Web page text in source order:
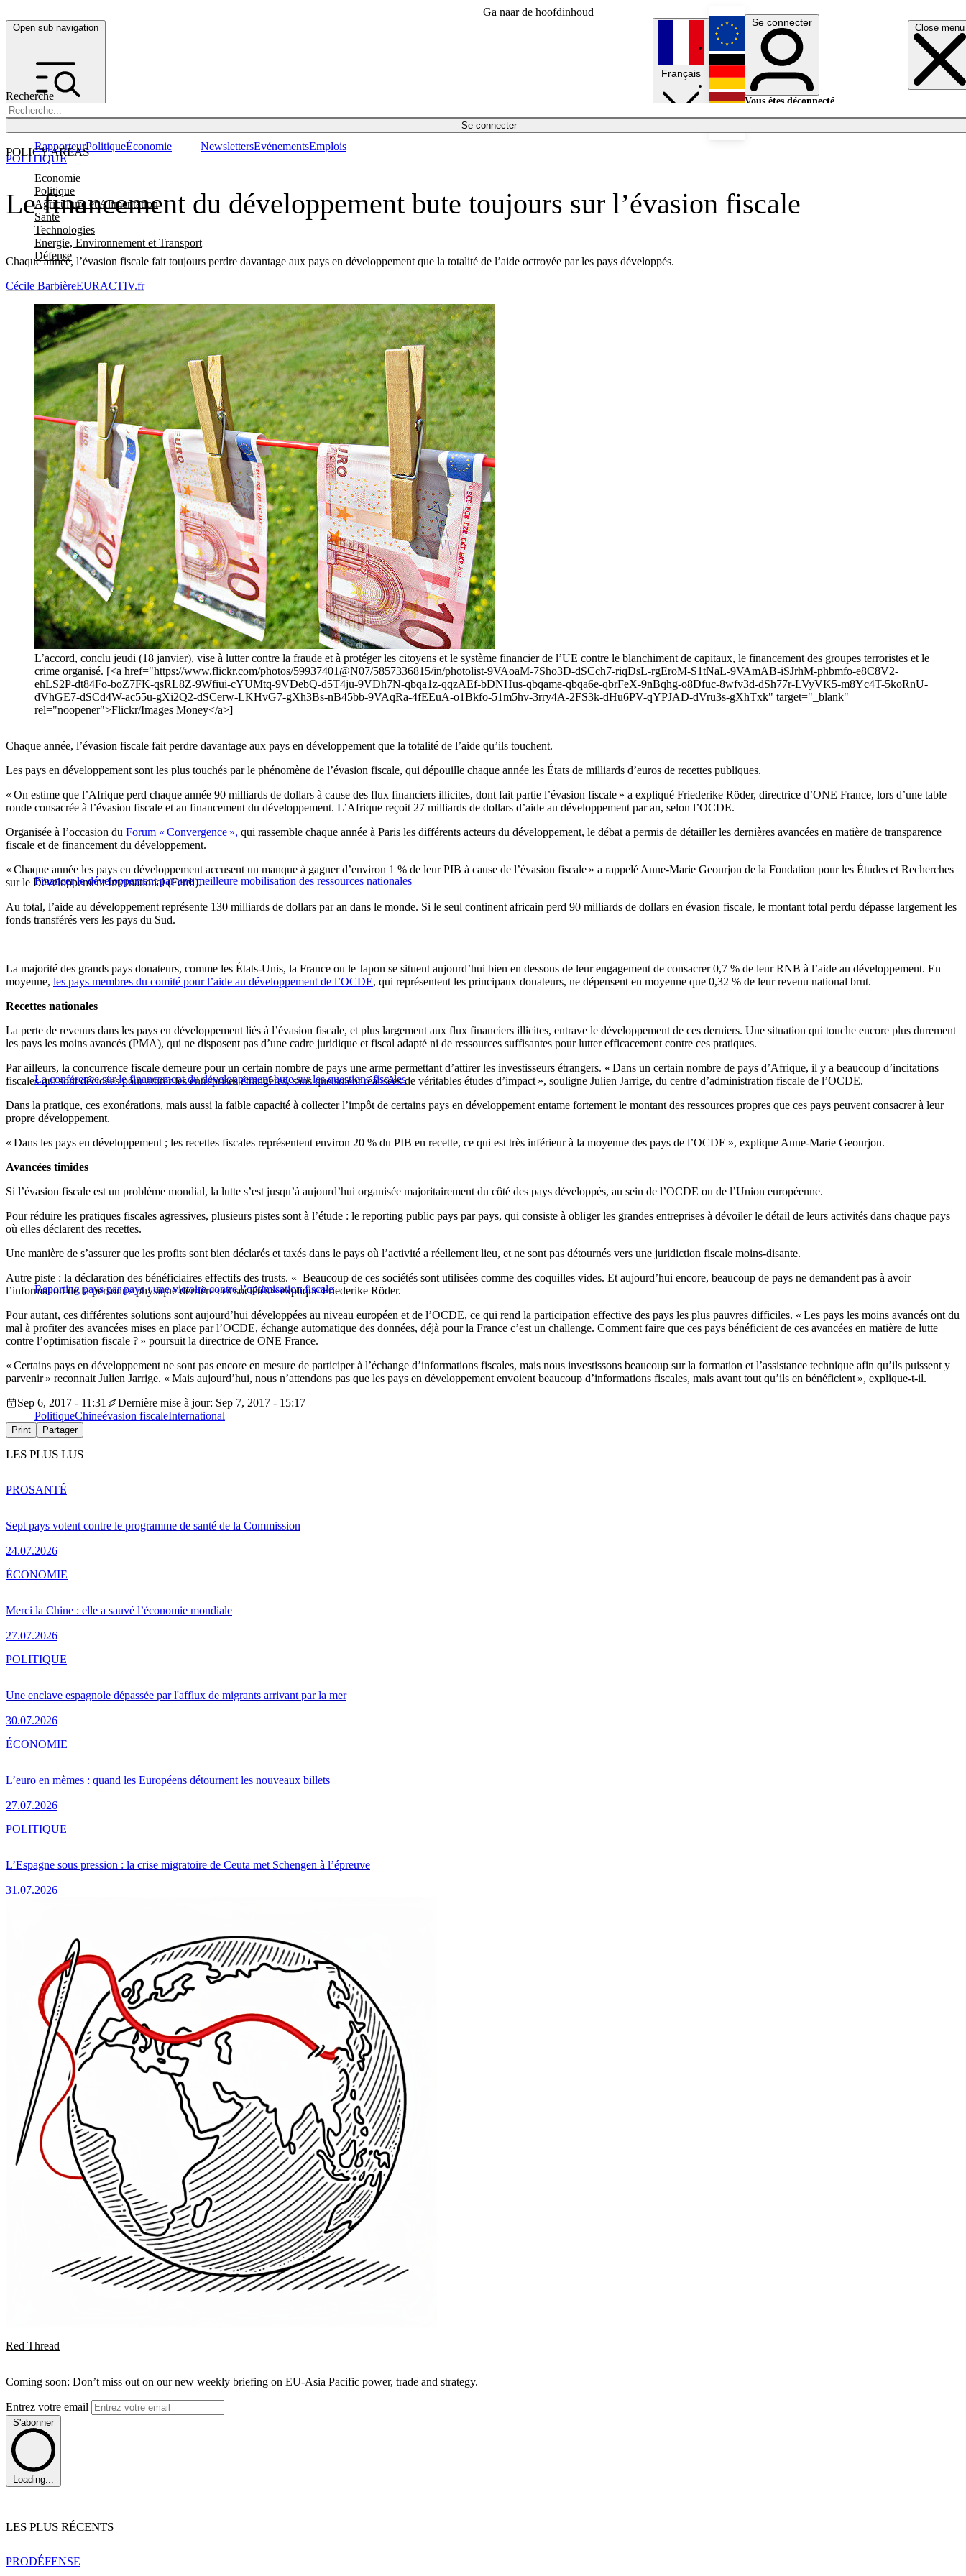
Ga naar de hoofdinhoud
Open sub navigation Close menu
Recherche
Se connecter
POLICY AREAS
Economie
Politique
Agriculture et Alimentation
Santé
Technologies
Energie, Environnement et Transport
Défense
RapporteurPolitiqueÉconomie NewslettersEvénementsEmplois
Français
English
Deutsch
Se connecter
Vous êtes déconnecté.
Le financement du développement bute toujours sur l’évasion fiscale
Chaque année, l’évasion fiscale fait toujours perdre davantage aux pays en développement que la totalité de l’aide octroyée par les pays développés.
POLITIQUE
Cécile BarbièreEURACTIV.fr
L’accord, conclu jeudi (18 janvier), vise à lutter contre la fraude et à protéger les citoyens et le système financier de l’UE contre le blanchiment de capitaux, le financement des groupes terroristes et le
crime organisé. [<a href="https://www.flickr.com/photos/59937401@N07/5857336815/in/photolist-9VAoaM-7Sho3D-dSCch7-riqDsL-rgEroM-S1tNaL-9VAmAB-iSJrhM-phbmfo-e8C8V2-
ehLS2P-dt84Fo-boZ7FK-qsRL8Z-9Wfiui-cYUMtq-9VDebQ-d5T4ju-9VDh7N-qbqa1z-qqzAEf-bDNHus-qbqame-qbqa6e-qbrFeX-9nBqhg-o8Dfuc-8wfv3d-dSh77r-LVyVK5-m8Yc4T-5koRnU-
dVhGE7-dSCd4W-ac55u-gXi2Q2-dSCerw-LKHvG7-gXh3Bs-nB45bb-9VAqRa-4fEEuA-o1Bkfo-51m5hv-3rry4A-2FS3k-dHu6PV-qYPJAD-dVru3s-gXhTxk" target="_blank"
rel="noopener">Flickr/Images Money</a>]
Chaque année, l’évasion fiscale fait perdre davantage aux pays en développement que la totalité de l’aide qu’ils touchent.
Les pays en développement sont les plus touchés par le phénomène de l’évasion fiscale, qui dépouille chaque année les États de milliards d’euros de recettes publiques.
« On estime que l’Afrique perd chaque année 90 milliards de dollars à cause des flux financiers illicites, dont fait partie l’évasion fiscale » a expliqué Friederike Röder, directrice d’ONE France, lors d’une table
ronde consacrée à l’évasion fiscale et au financement du développement. L’Afrique reçoit 27 milliards de dollars d’aide au développement par an, selon l’OCDE.
Organisée à l’occasion du Forum « Convergence », qui rassemble chaque année à Paris les différents acteurs du développement, le débat a permis de détailler les dernières avancées en matière de transparence
fiscale et de financement du développement.
Financer le développement par une meilleure mobilisation des ressources nationales
« Chaque année les pays en développement accusent un manque à gagner d’environ 1 % de leur PIB à cause de l’évasion fiscale » a rappelé Anne-Marie Geourjon de la Fondation pour les Études et Recherches
sur le Développement International (Ferdi).
Au total, l’aide au développement représente 130 milliards de dollars par an dans le monde. Si le seul continent africain perd 90 milliards de dollars en évasion fiscale, le montant total perdu dépasse largement les
fonds transférés vers les pays du Sud.
La majorité des grands pays donateurs, comme les États-Unis, la France ou le Japon se situent aujourd’hui bien en dessous de leur engagement de consacrer 0,7 % de leur RNB à l’aide au développement. En
moyenne, les pays membres du comité pour l’aide au développement de l’OCDE, qui représentent les principaux donateurs, ne dépensent en moyenne que 0,32 % de leur revenu national brut.
Recettes nationales
La perte de revenus dans les pays en développement liés à l’évasion fiscale, et plus largement aux flux financiers illicites, entrave le développement de ces derniers. Une situation qui touche encore plus durement
les pays les moins avancés (PMA), qui ne disposent pas d’une cadre juridique et fiscal adapté ni de ressources suffisantes pour lutter efficacement contre ces pratiques.
La conférence sur le financement du développement bute sur les questions fiscales
Par ailleurs, la concurrence fiscale demeure pour un certain nombre de pays une arme permettant d’attirer les investisseurs étrangers. « Dans un certain nombre de pays d’Afrique, il y a beaucoup d’incitations
fiscales qui sont décidées pour attirer les entreprises étrangères, sans que soient réalisées de véritables études d’impact », souligne Julien Jarrige, du centre d’administration fiscale de l’OCDE.
Dans la pratique, ces exonérations, mais aussi la faible capacité à collecter l’impôt de certains pays en développement entame fortement le montant des ressources propres que ces pays peuvent consacrer à leur
propre développement.
« Dans les pays en développement ; les recettes fiscales représentent environ 20 % du PIB en recette, ce qui est très inférieur à la moyenne des pays de l’OCDE », explique Anne-Marie Geourjon.
Avancées timides
Si l’évasion fiscale est un problème mondial, la lutte s’est jusqu’à aujourd’hui organisée majoritairement du côté des pays développés, au sein de l’OCDE ou de l’Union européenne.
Pour réduire les pratiques fiscales agressives, plusieurs pistes sont à l’étude : le reporting public pays par pays, qui consiste à obliger les grandes entreprises à dévoiler le détail de leurs activités dans chaque pays
où elles déclarent des recettes.
Une manière de s’assurer que les profits sont bien déclarés et taxés dans le pays où l’activité a réellement lieu, et ne sont pas détournés vers une juridiction fiscale moins-disante.
Reporting pays par pays : une victoire contre l’optimisation fiscale
Autre piste : la déclaration des bénéficiaires effectifs des trusts. « Beaucoup de ces sociétés sont utilisées comme des coquilles vides. Et aujourd’hui encore, beaucoup de pays ne demandent pas à avoir
l’information de la personne physique derrière ces sociétés » explique Friederike Röder.
Pour autant, ces différentes solutions sont aujourd’hui développées au niveau européen et de l’OCDE, ce qui rend la participation effective des pays les plus pauvres difficiles. « Les pays les moins avancés ont du
mal à profiter des avancées mises en place par l’OCDE, échange automatique des données, déjà pour la France c’est un challenge. Comment faire que ces pays bénéficient de ces avancées en matière de lutte
contre l’optimisation fiscale ? » poursuit la directrice de ONE France.
« Certains pays en développement ne sont pas encore en mesure de participer à l’échange d’informations fiscales, mais nous investissons beaucoup sur la formation et l’assistance technique afin qu’ils puissent y
parvenir » reconnait Julien Jarrige. « Mais aujourd’hui, nous n’attendons pas que les pays en développement envoient beaucoup d’informations fiscales, mais avant tout qu’ils en bénéficient », explique-t-il.
Sep 6, 2017 - 11:31
Dernière mise à jour: Sep 7, 2017 - 15:17
PolitiqueChineévasion fiscaleInternational
Print Partager
LES PLUS LUS
Sept pays votent contre le programme de santé de la Commission
24.07.2026
PROSANTÉ
Merci la Chine : elle a sauvé l’économie mondiale
27.07.2026
ÉCONOMIE
Une enclave espagnole dépassée par l'afflux de migrants arrivant par la mer
30.07.2026
POLITIQUE
L’euro en mèmes : quand les Européens détournent les nouveaux billets
27.07.2026
ÉCONOMIE
L’Espagne sous pression : la crise migratoire de Ceuta met Schengen à l’épreuve
31.07.2026
POLITIQUE
Red Thread
Coming soon: Don’t miss out on our new weekly briefing on EU-Asia Pacific power, trade and strategy.
Entrez votre email
S'abonner
Loading...
LES PLUS RÉCENTS
PRODÉFENSE